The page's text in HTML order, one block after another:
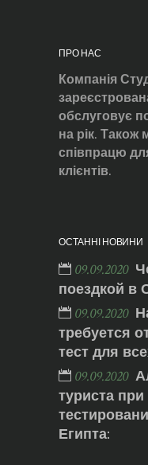
ПРО НАС
Компанія
обслуговує
на рік.
співпрацю
клієнтів.
ОСТАННІ НОВИНИ
09.09.2020
поездкой в
09.09.2020
требуется
тест для
09.09.2020
туриста
Египта: